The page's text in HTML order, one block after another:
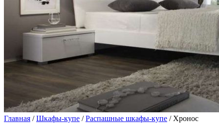
Главная /Шкафы-купе /Распашные шкафы-купе / Хронос